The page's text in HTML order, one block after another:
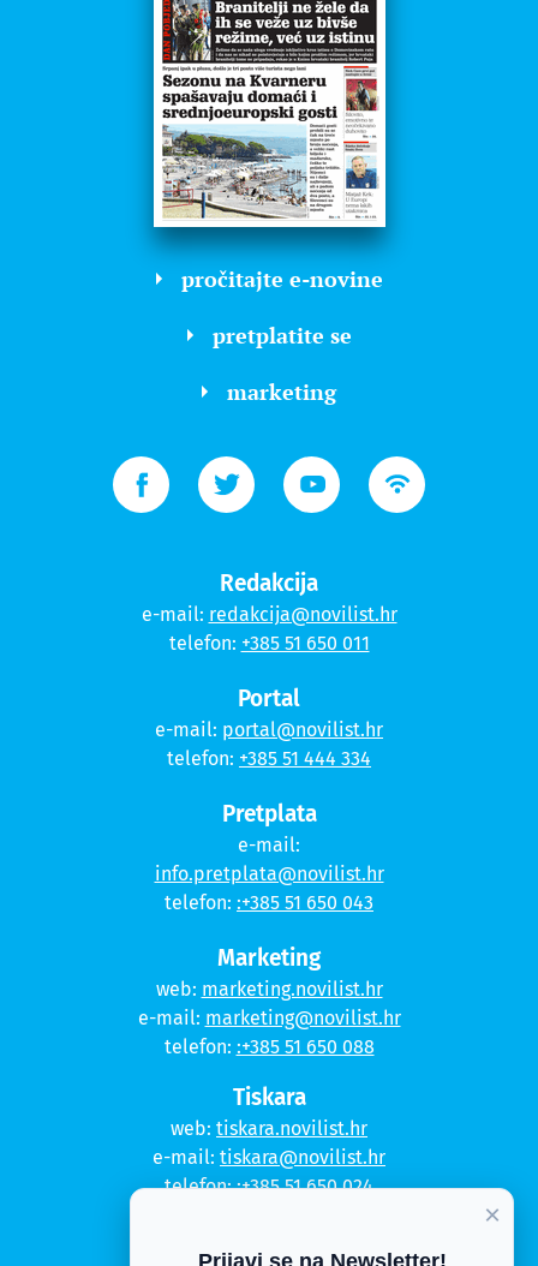
pročitajte e-novine
pretplatite se
marketing
Redakcija
e-mail: redakcija@novilist.hr
telefon: +385 51 650 011
Portal
e-mail: portal@novilist.hr
telefon: +385 51 444 334
Pretplata
e-mail:
info.pretplata@novilist.hr
telefon: :+385 51 650 043
Marketing
web: marketing.novilist.hr
e-mail: marketing@novilist.hr
telefon: :+385 51 650 088
Tiskara
web: tiskara.novilist.hr
e-mail: tiskara@novilist.hr
telefon::+385 51 650 024
×
Prijavi se na Newsletter!